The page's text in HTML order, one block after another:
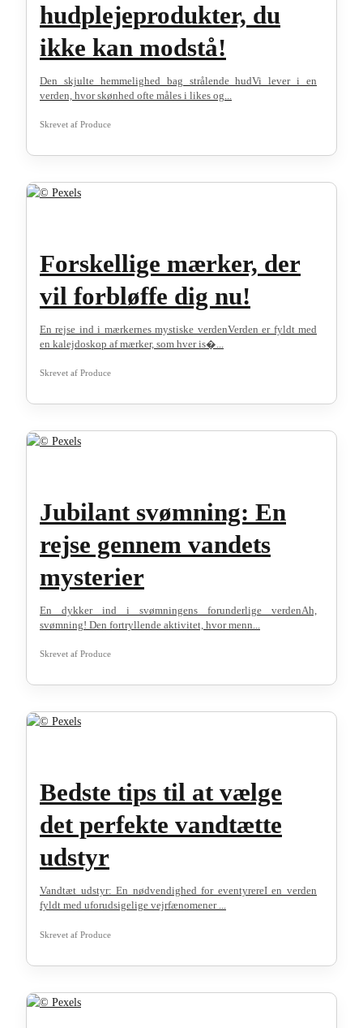
hudplejeprodukter, du
ikke kan modstå!
Den skjulte hemmelighed bag strålende hudVi lever i en
verden, hvor skønhed ofte måles i likes og...
Skrevet af Produce
Forskellige mærker, der
vil forbløffe dig nu!
En rejse ind i mærkernes mystiske verdenVerden er fyldt med
en kalejdoskop af mærker, som hver is�...
Skrevet af Produce
Jubilant svømning: En
rejse gennem vandets
mysterier
En dykker ind i svømningens forunderlige verdenAh,
svømning! Den fortryllende aktivitet, hvor menn...
Skrevet af Produce
Bedste tips til at vælge
det perfekte vandtætte
udstyr
Vandtæt udstyr: En nødvendighed for eventyrereI en verden
fyldt med uforudsigelige vejrfænomener ...
Skrevet af Produce